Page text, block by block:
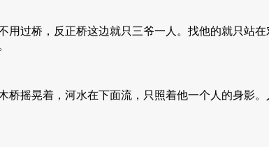
过桥，反正桥这边就只三爷一人。找他的就只站
摇晃着，河水在下面流，只照着他一个人的身影